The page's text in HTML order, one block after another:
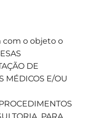
o objeto o
DE
MÉDICOS E/OU